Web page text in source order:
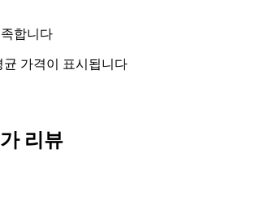
합니다
가격이 표시됩니다
리뷰